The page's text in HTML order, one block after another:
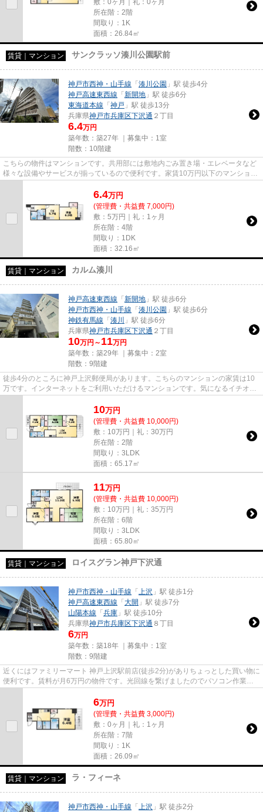
敷：0ヶ月｜礼：0ヶ月
所在階：2階
間取り：1K
面積：26.84㎡
賃貸｜マンション サンクラッソ湊川公園駅前
神戸市西神・山手線 「 湊川公園 」駅 徒歩4分
神戸高速東西線 「 新開地 」駅 徒歩6分
東海道本線 「 神戸 」駅 徒歩13分
兵庫県神戸市兵庫区下沢通 ２丁目
6.4万円
築年数：築27年 ｜募集中： 1室
階数：10階建
こちらの物件はマンションです。共用部には敷地内ごみ置き場・エレベータなど
様々な設備やサービスが揃っているので便利です。家賃10万円以下のマンション
6.4万円
(管理費・共益費 7,000円)
敷：5万円｜礼：1ヶ月
所在階：4階
間取り：1DK
面積：32.16㎡
賃貸｜マンション カルム湊川
神戸高速東西線 「 新開地 」駅 徒歩6分
神戸市西神・山手線 「 湊川公園 」駅 徒歩6分
神鉄有馬線 「 湊川
」駅 徒歩6分
兵庫県神戸市兵庫区下沢通 ２丁目
10万円～ 11万円
築年数：築29年 ｜募集中： 2室
階数：9階建
徒歩4分のところに神戸上沢郵便局があります。こちらのマンションの家賃は10
万です。インターネットをご利用いただけるマンションです。気になるイチオシ
10万円
(管理費・共益費 10,000円)
敷：10万円｜礼：30万円
所在階：2階
間取り：3LDK
面積：65.17㎡
11万円
(管理費・共益費 10,000円)
敷：10万円｜礼：35万円
所在階：6階
間取り：3LDK
面積：65.80㎡
賃貸｜マンション ロイスグラン神戸下沢通
神戸市西神・山手線 「 上沢 」駅 徒歩1分
神戸高速東西線 「 大開 」駅 徒歩7分
山陽本線 「 兵庫 」駅 徒歩10分
兵庫県神戸市兵庫区下沢通 ８丁目
6万円
築年数：築18年 ｜募集中： 1室
階数：9階建
近くにはファミリーマート 神戸上沢駅前店(徒歩2分)がありちょっとした買い物に
便利です。賃料が月6万円の物件です。光回線を繋げましたのでパソコン作業が
6万円
(管理費・共益費 3,000円)
敷：0ヶ月｜礼：1ヶ月
所在階：7階
間取り：1K
面積：26.09㎡
賃貸｜マンション ラ・フィーネ
神戸市西神・山手線 「 上沢 」駅 徒歩2分